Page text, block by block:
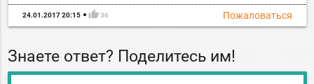
Пожаловаться
24.01.2017 20:15 thumb_up 36
Знаете ответ? Поделитесь им!